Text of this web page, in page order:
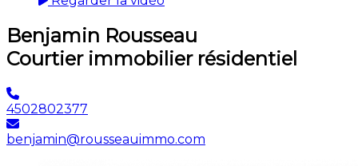
Benjamin Rousseau
Courtier immobilier résidentiel
4502802377
benjamin@rousseauimmo.com